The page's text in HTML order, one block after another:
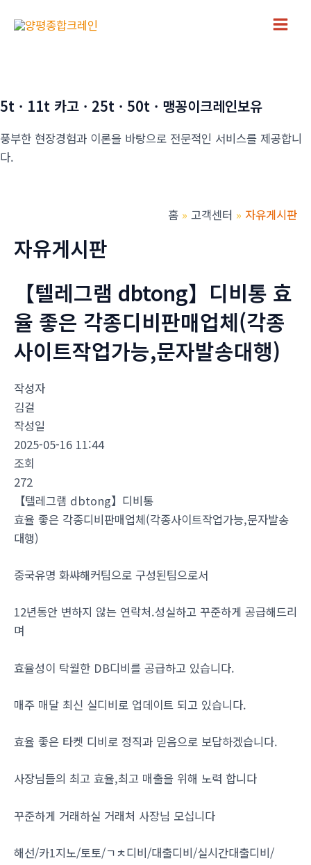
너
기
Main
5t · 11t 카고 · 25t · 50t · 맹꽁이크레인보유
풍부한 현장경험과 이론을 바탕으로 전문적인 서비스를 제공합니
다.
홈 고객센터 자유게시판
자유게시판
【텔레그램 dbtong】디비통 효
율 좋은 각종디비판매업체(각종
사이트작업가능,문자발송대행)
작성자
김걸
작성일
2025-05-16 11:44
조회
272
【텔레그램 dbtong】디비통
효율 좋은 각종디비판매업체(각종사이트작업가능,문자발송
대행)
중국유명 화쌰해커팀으로 구성된팀으로서
12년동안 변하지 않는 연락처.성실하고 꾸준하게 공급해드리
며
효율성이 탁월한 DB디비를 공급하고 있습니다.
매주 매달 최신 실디비로 업데이트 되고 있습니다.
효율 좋은 타켓 디비로 정직과 믿음으로 보답하겠습니다.
사장님들의 최고 효율,최고 매출을 위해 노력 합니다
꾸준하게 거래하실 거래처 사장님 모십니다
해선/카1지노/토토/ㄱㅊ디비/대출디비/실시간대출디비/